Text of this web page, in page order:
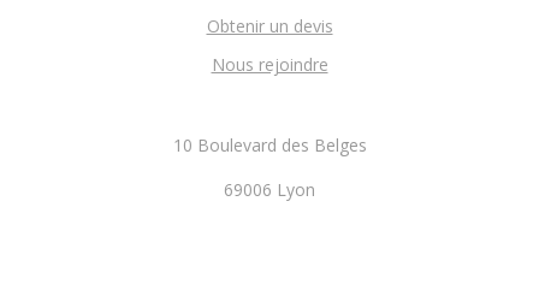
Obtenir un devis
Nous rejoindre
10 Boulevard des Belges
69006 Lyon